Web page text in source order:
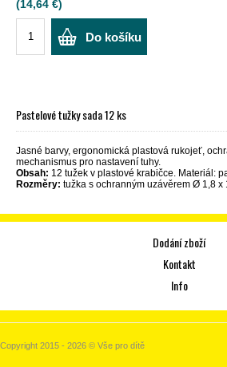
(14,64 €)
Do košíku
Pastelové tužky sada 12 ks
Jasné barvy, ergonomická plastová rukojeť,
mechanismus pro nastavení tuhy.
Obsah: 12 tužek v plastové krabičce. Materiál:
Rozměry: tužka s ochranným uzávěrem Ø 1,8 x
Dodání zboží
Kontakt
Info
Copyright 2015 - 2026 © Vše pro dítě